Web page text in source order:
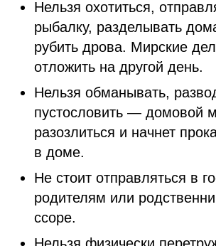
Нельзя охотиться,
рыбалку, разделывать
рубить дрова. Мирские
отложить на другой день.
Нельзя обманывать,
пустословить — домовой
разозлиться и начнет
в доме.
Не стоит отправляться в
родителям или
ссоре.